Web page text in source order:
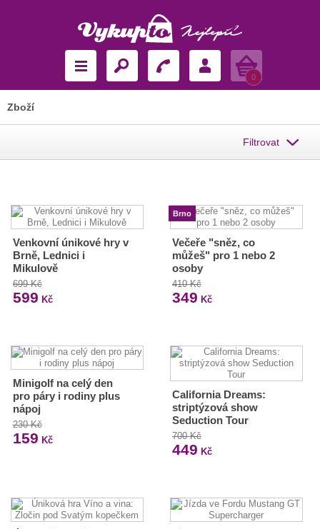
Košík
0
Zboží
Filtrovat
Venkovní únikové hry v
Brně, Lednici i
Mikulově
699 Kč
599 Kč
Brno
Večeře "sněz, co
můžeš" pro 1 nebo 2
osoby
410 Kč
349 Kč
Minigolf na celý den
pro páry i rodiny plus
nápoj
230 Kč
159 Kč
California Dreams:
striptýzová show
Seduction Tour
700 Kč
449 Kč